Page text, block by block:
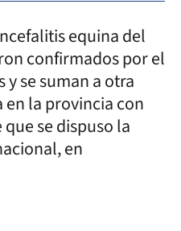
equina del
confirmados por el
y se suman a otra
la provincia con
se dispuso la
en